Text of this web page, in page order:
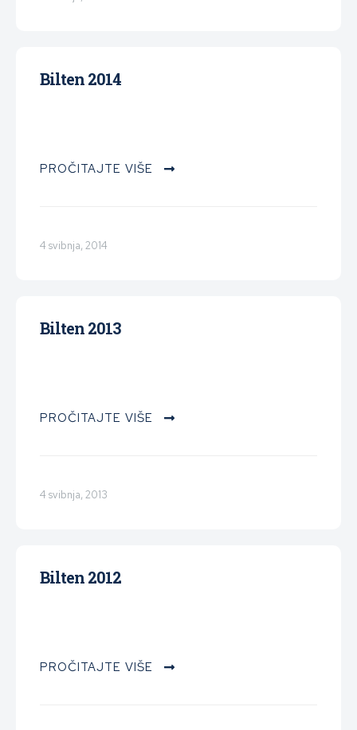
Bilten 2014
PROČITAJTE VIŠE
4 svibnja, 2014
Bilten 2013
PROČITAJTE VIŠE
4 svibnja, 2013
Bilten 2012
PROČITAJTE VIŠE